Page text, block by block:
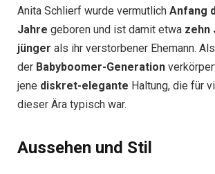
Anita Schlierf wurde vermutlich Anfang
Jahre geboren und ist damit etwa zehn
jünger als ihr verstorbener Ehemann.
der Babyboomer-Generation
jene diskret-elegante Haltung, die für
dieser Ära typisch war.
Aussehen und Stil